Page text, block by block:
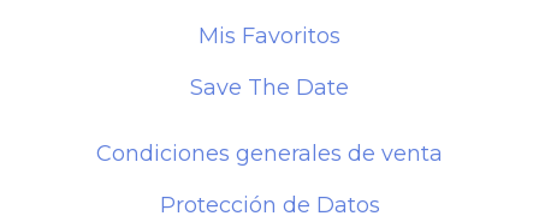
Mis Favoritos
Save The Date
Condiciones generales de venta
Protección de Datos